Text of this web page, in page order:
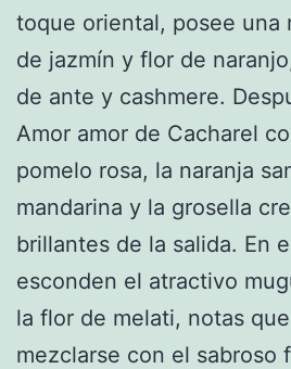
toque oriental, posee una
de jazmín y flor de
de ante y cashmere.
Amor amor de Cacharel
pomelo rosa, la naranja
mandarina y la grosella
brillantes de la salida. En
esconden el atractivo
la flor de melati, notas
mezclarse con el sabroso